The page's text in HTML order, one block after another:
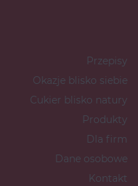
Przepisy
Okazje blisko siebie
Cukier blisko natury
Produkty
Dla firm
Dane osobowe
Kontakt